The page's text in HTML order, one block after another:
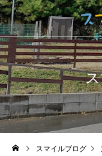
スマイルブログ